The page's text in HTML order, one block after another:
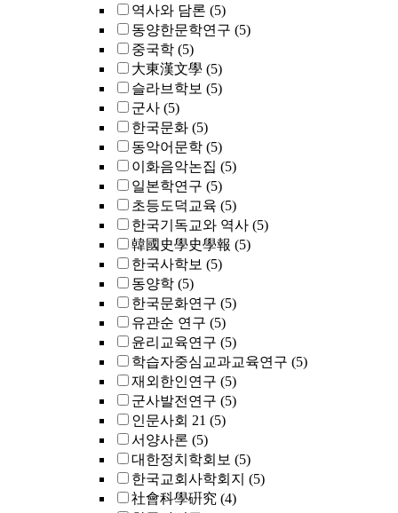
역사와 담론 (5)
동양한문학연구 (5)
중국학 (5)
大東漢文學 (5)
슬라브학보 (5)
군사 (5)
한국문화 (5)
동악어문학 (5)
이화음악논집 (5)
일본학연구 (5)
초등도덕교육 (5)
한국기독교와 역사 (5)
韓國史學史學報 (5)
한국사학보 (5)
동양학 (5)
한국문화연구 (5)
유관순 연구 (5)
윤리교육연구 (5)
학습자중심교과교육연구 (5)
재외한인연구 (5)
군사발전연구 (5)
인문사회 21 (5)
서양사론 (5)
대한정치학회보 (5)
한국교회사학회지 (5)
社會科學硏究 (4)